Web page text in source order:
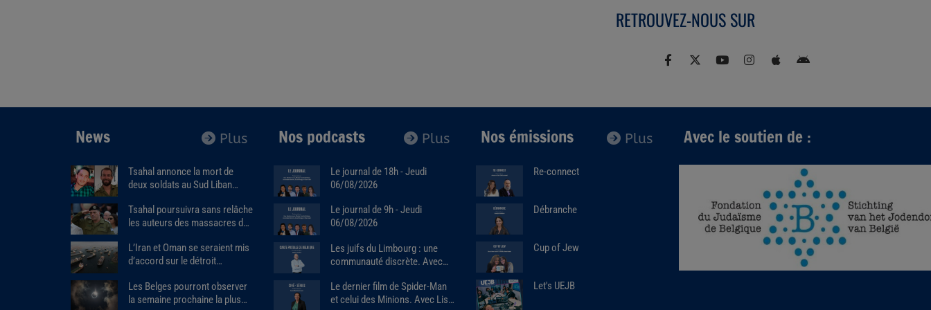
RETROUVEZ-NOUS SUR
Plus
News
Tsahal annonce la mort de
deux soldats au Sud Liban
piégé.
Tsahal poursuivra sans relâche
les auteurs des massacres du
L’Iran et Oman se seraient mis
d’accord sur le détroit
Les Belges pourront observer
la semaine prochaine la plus
Plus
Nos podcasts
Le journal de 18h - Jeudi
06/08/2026
Le journal de 9h - Jeudi
06/08/2026
Les juifs du Limbourg : une
communauté discrète. Avec
Le dernier film de Spider-Man
et celui des Minions. Avec Lise
Plus
Nos émissions
Re-connect
Débranche
Cup of Jew
Let's UEJB
Avec le soutien de :